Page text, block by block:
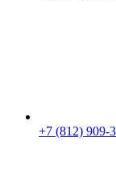
+7 (812) 909-